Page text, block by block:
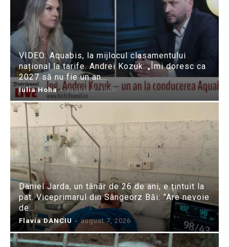
VIDEO: Aquabis, la mijlocul clasamentului
național la tarife. Andrei Kozuk: „Îmi doresc ca
2027 să nu fie un an...
Iulia Hoha - august 8, 2026
Daniel Jarda, un tânăr de 26 de ani, e țintuit la
pat. Viceprimarul din Sângeorz Băi: ”Are nevoie
de...
Flavia DANCIU - august 7, 2026